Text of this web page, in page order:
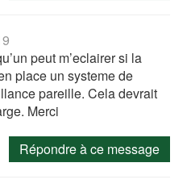
peut m’eclairer si la
place un systeme de
pareille. Cela devrait
Merci
Répondre à ce message